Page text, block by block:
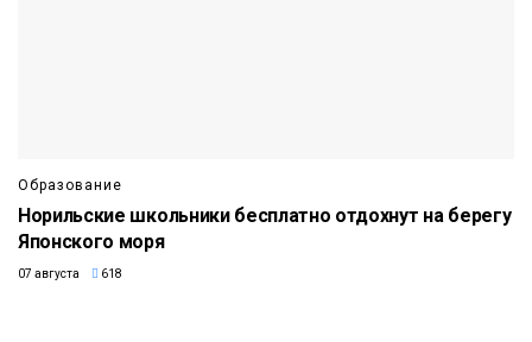
Образование
Норильские школьники бесплатно отдохнут на берегу
Японского моря
07 августа 618